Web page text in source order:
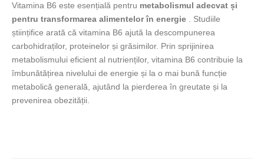
Vitamina B6 este esențială pentru metabolismul adecvat și
pentru transformarea alimentelor în energie . Studiile
științifice arată că vitamina B6 ajută la descompunerea
carbohidraților, proteinelor și grăsimilor. Prin sprijinirea
metabolismului eficient al nutrienților, vitamina B6 contribuie la
îmbunătățirea nivelului de energie și la o mai bună funcție
metabolică generală, ajutând la pierderea în greutate și la
prevenirea obezității.